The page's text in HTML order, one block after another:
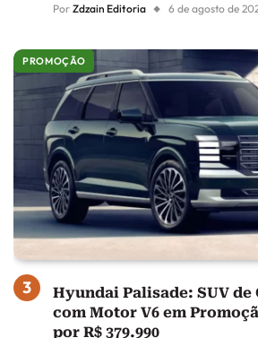
Por Zdzain Editoria 6 de agosto de
PROMOÇÃO
Hyundai Palisade: SUV de
com Motor V6 em
por R$ 379.990